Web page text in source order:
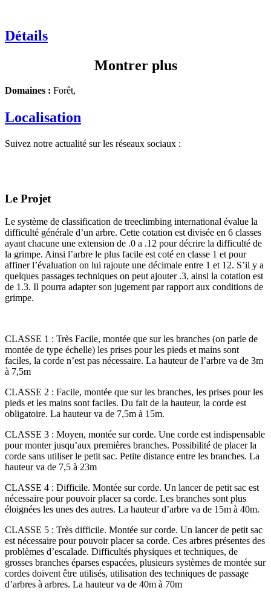
Détails
Montrer plus
Domaines : Forêt,
Localisation
Suivez notre actualité sur les réseaux sociaux :
Le Projet
Le système de classification de treeclimbing international évalue la
difficulté générale d’un arbre. Cette cotation est divisée en 6 classes
ayant chacune une extension de .0 a .12 pour décrire la difficulté de
la grimpe. Ainsi l’arbre le plus facile est coté en classe 1 et pour
affiner l’évaluation on lui rajoute une décimale entre 1 et 12. S’il y a
quelques passages techniques on peut ajouter .3, ainsi la cotation est
de 1.3. Il pourra adapter son jugement par rapport aux conditions de
grimpe.
CLASSE 1 : Très Facile, montée que sur les branches (on parle de
montée de type échelle) les prises pour les pieds et mains sont
faciles, la corde n’est pas nécessaire. La hauteur de l’arbre va de 3m
à 7,5m
CLASSE 2 : Facile, montée que sur les branches, les prises pour les
pieds et les mains sont faciles. Du fait de la hauteur, la corde est
obligatoire. La hauteur va de 7,5m à 15m.
CLASSE 3 : Moyen, montée sur corde. Une corde est indispensable
pour monter jusqu’aux premières branches. Possibilité de placer la
corde sans utiliser le petit sac. Petite distance entre les branches. La
hauteur va de 7,5 à 23m
CLASSE 4 : Difficile. Montée sur corde. Un lancer de petit sac est
nécessaire pour pouvoir placer sa corde. Les branches sont plus
éloignées les unes des autres. La hauteur d’arbre va de 15m à 40m.
CLASSE 5 : Très difficile. Montée sur corde. Un lancer de petit sac
est nécessaire pour pouvoir placer sa corde. Ces arbres présentes des
problèmes d’escalade. Difficultés physiques et techniques, de
grosses branches éparses espacées, plusieurs systèmes de montée sur
cordes doivent être utilisés, utilisation des techniques de passage
d’arbres à arbres. La hauteur va de 40m à 70m